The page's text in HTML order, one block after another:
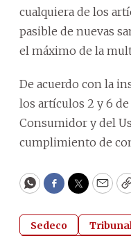
cualquiera de los
pasible de nuevas
el máximo de la
De acuerdo con la
los artículos 2 y 6 de
Consumidor y del
cumplimiento de
WhatsApp
Facebook
Twitter
Sedeco